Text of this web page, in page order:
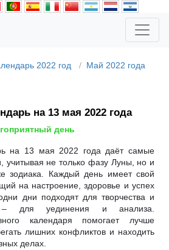
2022 год
Май 2022 года
на 13 мая 2022 года
день
на 13 мая 2022 года даёт самые
учитывая не только фазу Луны, но и
зодиака. Каждый день имеет свой
на настроение, здоровье и успех
дни подходят для творчества и
для уединения и анализа.
календаря помогает лучше
лишних конфликтов и находить
делах.